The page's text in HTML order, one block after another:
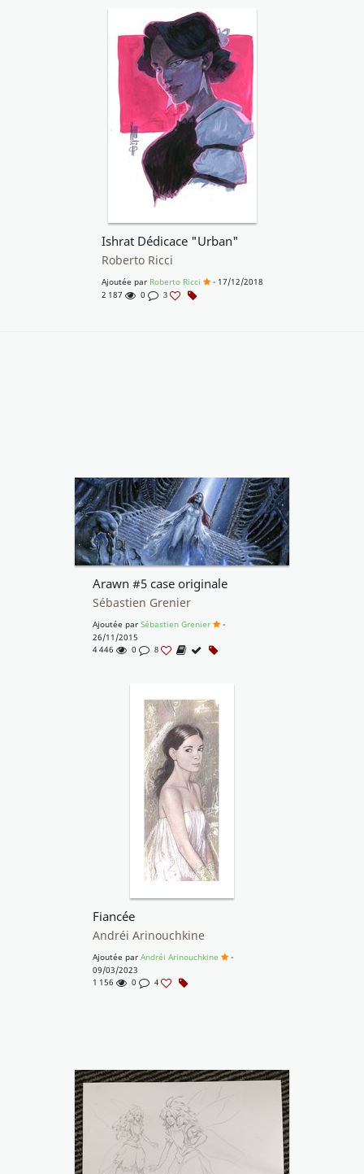
Ishrat Dédicace "Urban"
Roberto Ricci
Ajoutée par Roberto Ricci
- 17/12/2018
2 187
0 3
Arawn #5 case originale
Sébastien Grenier
Ajoutée par Sébastien Grenier
-
26/11/2015
4 446
0 8
Fiancée
Andréi Arinouchkine
Ajoutée par Andréi Arinouchkine
-
09/03/2023
1 156
0 4